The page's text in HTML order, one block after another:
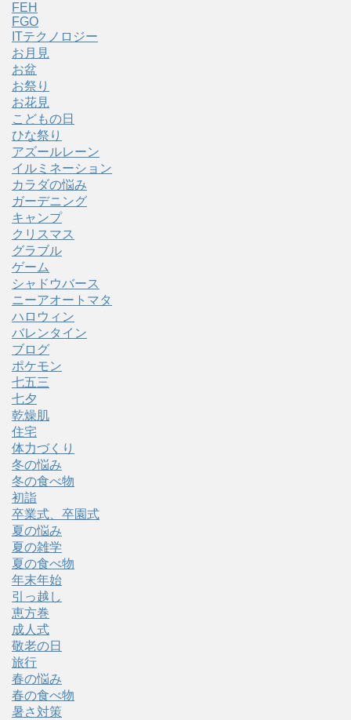
FEH
FGO
ITテクノロジー
お月見
お盆
お祭り
お花見
こどもの日
ひな祭り
アズールレーン
イルミネーション
カラダの悩み
ガーデニング
キャンプ
クリスマス
グラブル
ゲーム
シャドウバース
ニーアオートマタ
ハロウィン
バレンタイン
ブログ
ポケモン
七五三
七夕
乾燥肌
住宅
体力づくり
冬の悩み
冬の食べ物
初詣
卒業式、卒園式
夏の悩み
夏の雑学
夏の食べ物
年末年始
引っ越し
恵方巻
成人式
敬老の日
旅行
春の悩み
春の食べ物
暑さ対策